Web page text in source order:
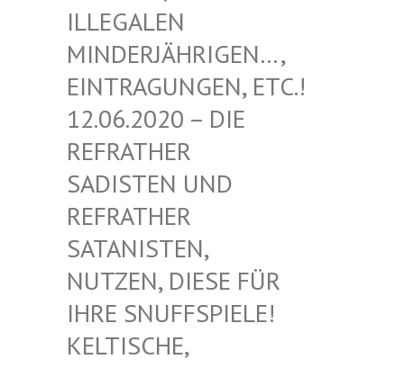
LEGALEN MI
NDERJÄHRIGEN…, EI
NTRAGUNGEN, ETC.! 12
.06.2020 – DIE RE
FRATHER SA
DISTEN UND RE
FRATHER SA
TANISTEN, NU
TZEN, DIESE FÜR IH
RE SNUFFSPIELE! KE
LTISCHE, WE